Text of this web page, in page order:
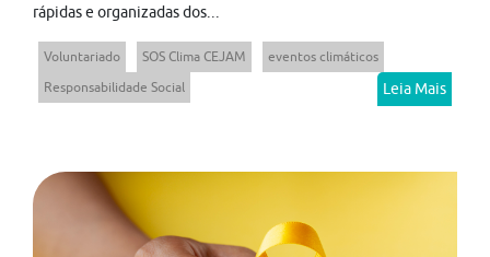
rápidas e organizadas dos...
Voluntariado SOS Clima CEJAM
eventos climáticos
Responsabilidade Social
Leia Mais